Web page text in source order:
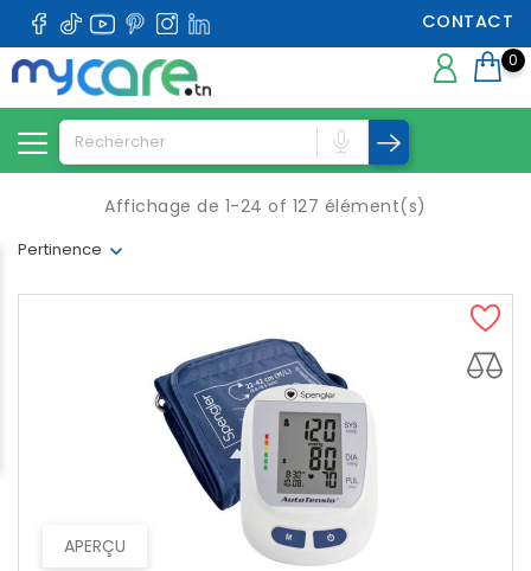
CONTACT
0
Pertinence
Affichage de 1-24 of 127 élément(s)
APERÇU